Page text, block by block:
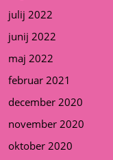
julij 2022
junij 2022
maj 2022
februar 2021
december 2020
november 2020
oktober 2020